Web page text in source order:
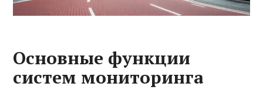
Основные функции
систем мониторинга